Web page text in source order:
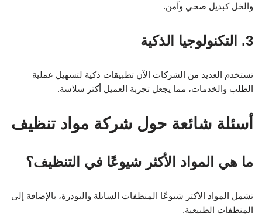
والخل كبديل صحي وآمن.
3. التكنولوجيا الذكية
تستخدم العديد من الشركات الآن تطبيقات ذكية لتسهيل عملية
الطلب والخدمات، مما يجعل تجربة العميل أكثر سلاسة.
أسئلة شائعة حول شركة مواد تنظيف
ما هي المواد الأكثر شيوعًا في التنظيف؟
تشمل المواد الأكثر شيوعًا المنظفات السائلة والبودرة، بالإضافة إلى
المنظفات الطبيعية.